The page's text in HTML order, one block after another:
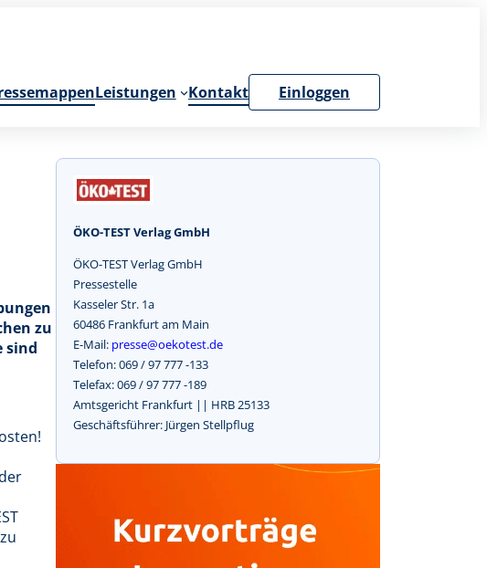
Leistungen Kontakt Einloggen
zu
sind
ÖKO-TEST Verlag GmbH
ÖKO-TEST Verlag GmbH
Pressestelle
Kasseler Str. 1a
60486 Frankfurt am Main
E-Mail: presse@oekotest.de
Telefon: 069 / 97 777 -133
Telefax: 069 / 97 777 -189
Amtsgericht Frankfurt || HRB 25133
Geschäftsführer: Jürgen Stellpflug